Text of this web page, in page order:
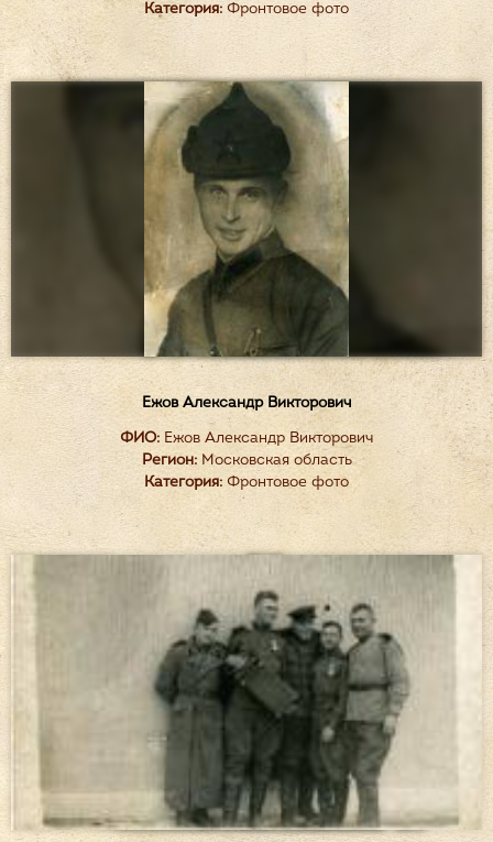
Категория: Фронтовое фото
Ежов Александр Викторович
ФИО: Ежов Александр Викторович
Регион:Московская область
Категория: Фронтовое фото